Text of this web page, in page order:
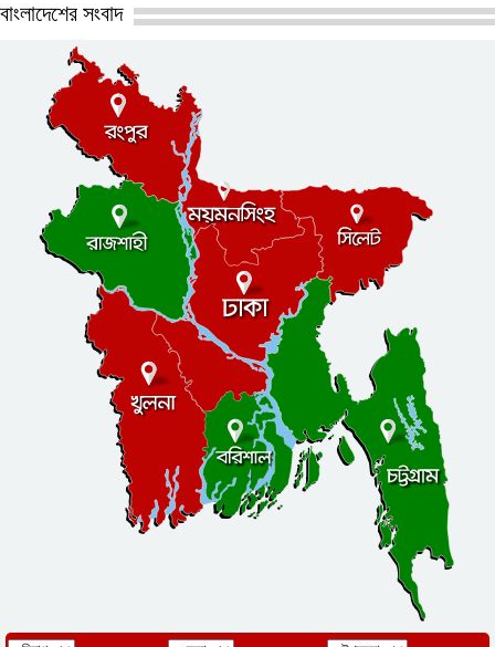
বাংলাদেশের সংবাদ